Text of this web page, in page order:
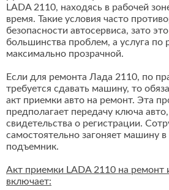
LADA 2110, находясь в рабочей
время. Такие условия часто
безопасности автосервиса, зато
большинства проблем, а услуга по
максимально прозрачной.
Если для ремонта Лада 2110, по
требуется сдавать машину, то
акт приемки авто на ремонт. Эта
предполагает передачу ключа
свидетельства о регистрации.
самостоятельно загоняет машину в
подъемник.
Акт приемки LADA 2110 на ремонт
включает: